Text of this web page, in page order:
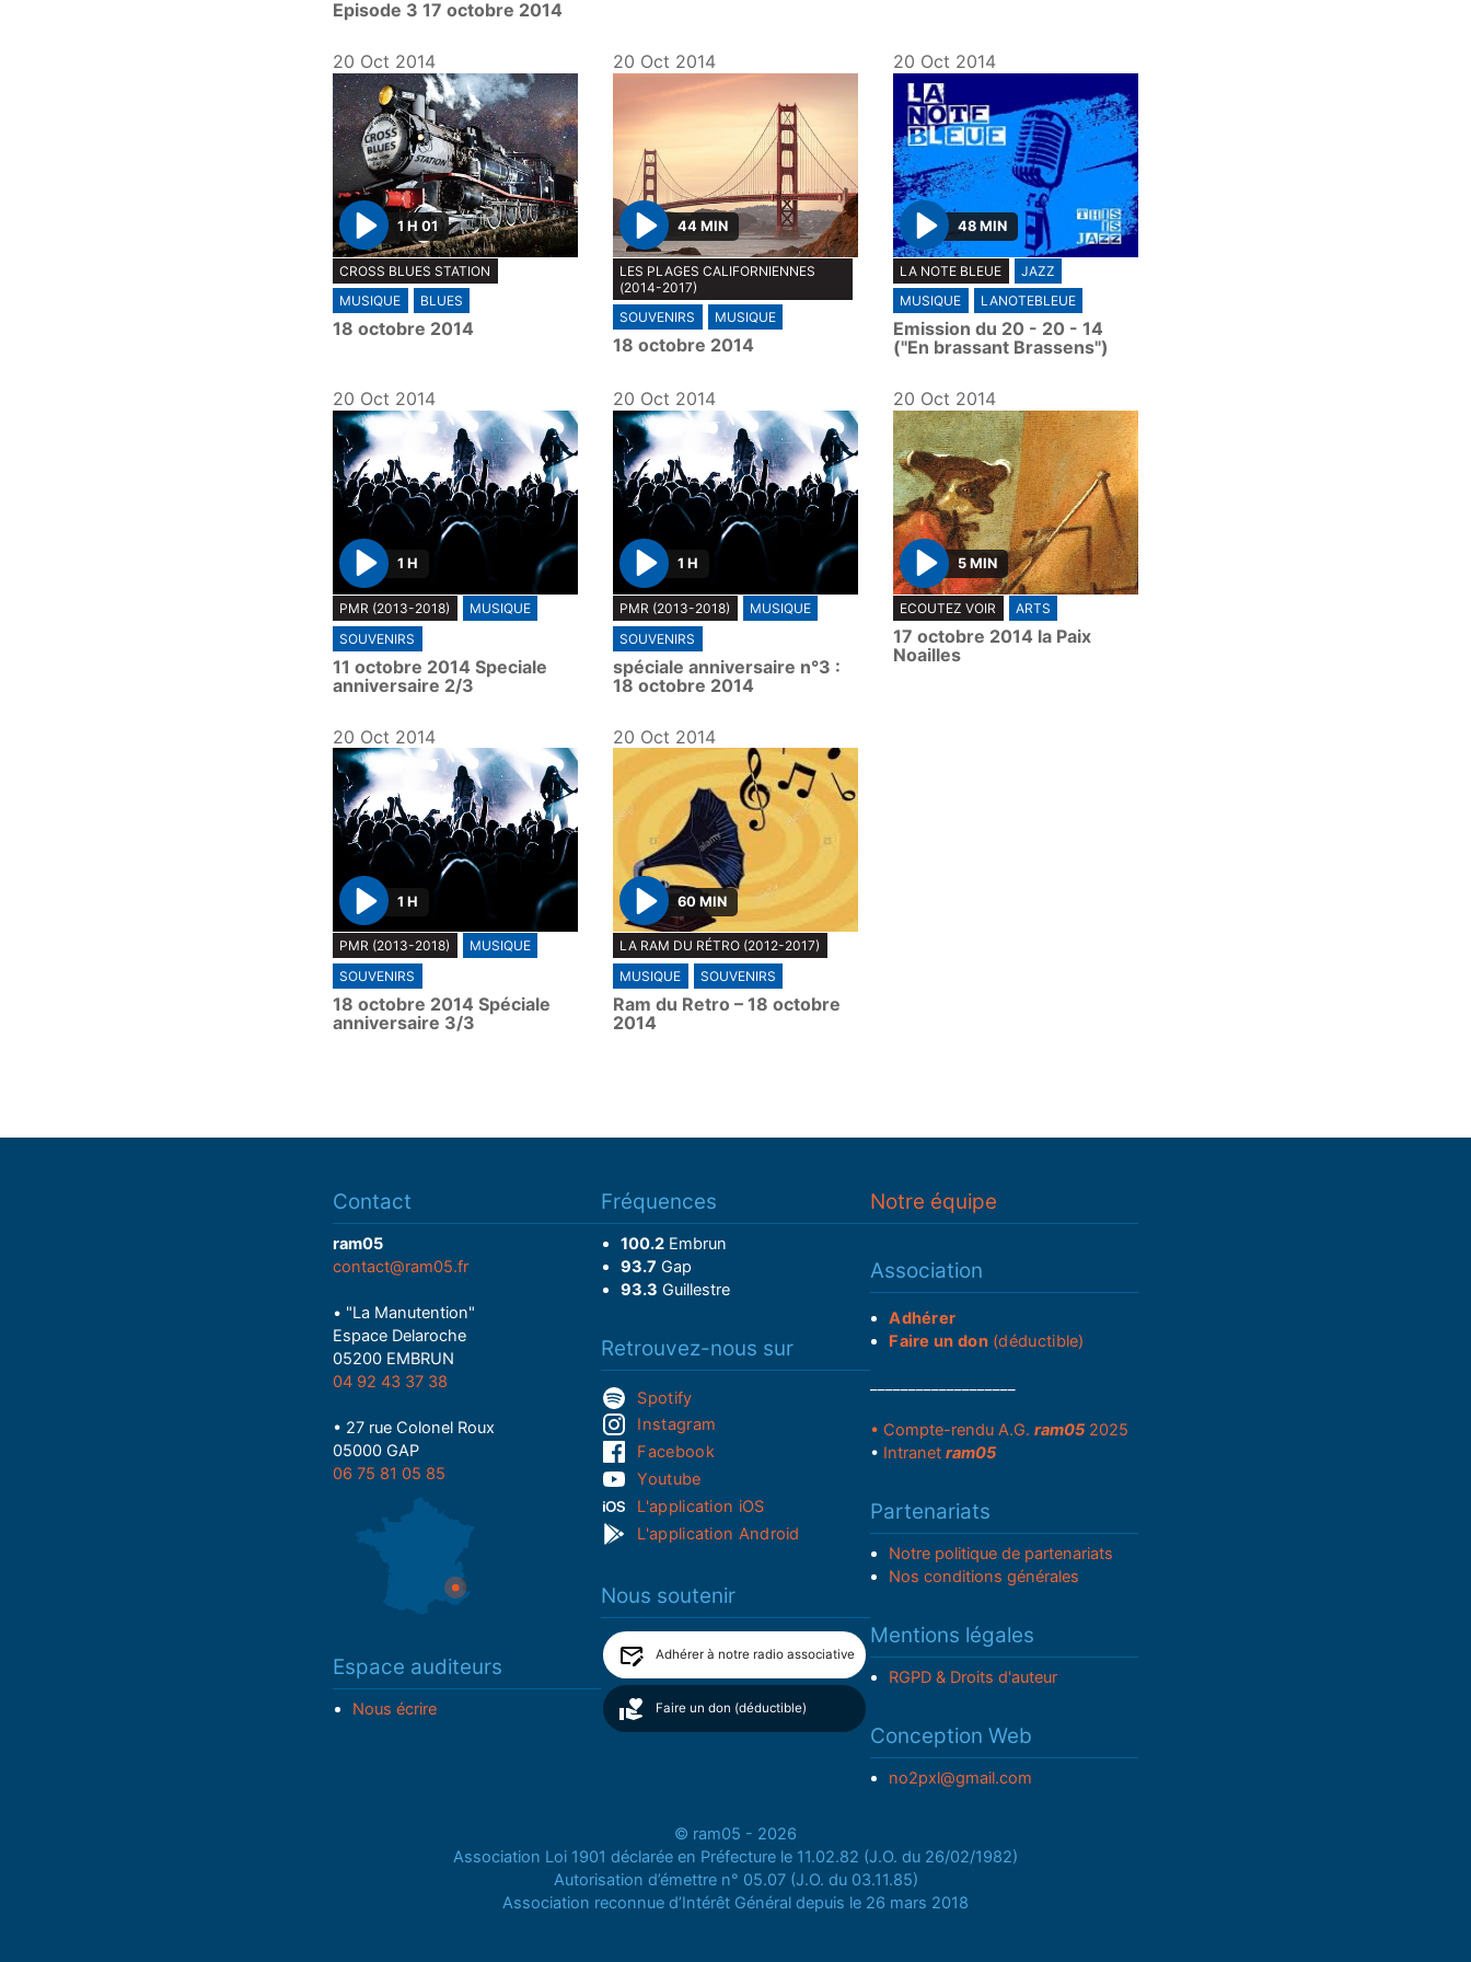
Episode 3 17 octobre 2014
20 Oct 2014
P
l
a
y
1 H 01
CROSS BLUES STATION
MUSIQUE
BLUES
18 octobre 2014
20 Oct 2014
P
l
a
y
44 MIN
LES PLAGES CALIFORNIENNES
(2014-2017)
SOUVENIRS
MUSIQUE
18 octobre 2014
20 Oct 2014
P
l
a
y
48 MIN
LA NOTE BLEUE
JAZZ
MUSIQUE
LANOTEBLEUE
Emission du 20 - 20 - 14
("En brassant Brassens")
20 Oct 2014
P
l
a
y
1 H
PMR (2013-2018)
MUSIQUE
SOUVENIRS
11 octobre 2014 Speciale
anniversaire 2/3
20 Oct 2014
P
l
a
y
1 H
PMR (2013-2018)
MUSIQUE
SOUVENIRS
spéciale anniversaire n°3 :
18 octobre 2014
20 Oct 2014
P
l
a
y
5 MIN
ECOUTEZ VOIR ARTS
17 octobre 2014 la Paix
Noailles
20 Oct 2014
P
l
a
y
1 H
PMR (2013-2018)
MUSIQUE
SOUVENIRS
18 octobre 2014 Spéciale
anniversaire 3/3
20 Oct 2014
P
l
a
y
60 MIN
LA RAM DU RÉTRO (2012-2017)
MUSIQUE
SOUVENIRS
Ram du Retro – 18 octobre
2014
Contact
ram05
contact@ram05.fr
• "La Manutention"
Espace Delaroche
05200 EMBRUN
04 92 43 37 38
• 27 rue Colonel Roux
05000 GAP
06 75 81 05 85
Espace auditeurs
Nous écrire
Fréquences
100.2Embrun
93.7 Gap
93.3 Guillestre
Retrouvez-nous sur
Spotify
Instagram
Facebook
Youtube
L'application iOS
L'application Android
Nous soutenir
Adhérer à notre radio associative
Faire un don (déductible)
Notre équipe
Association
Adhérer
Faire un don(déductible)
• Compte-rendu A.G. ram052025
• Intranet ram05
Partenariats
Notre politique de partenariats
Nos conditions générales
Mentions légales
RGPD & Droits d'auteur
Conception Web
no2pxl@gmail.com
© ram05 - 2026
Association Loi 1901 déclarée en Préfecture le 11.02.82 (J.O. du 26/02/1982)
Autorisation d’émettre n° 05.07 (J.O. du 03.11.85)
Association reconnue d’Intérêt Général depuis le 26 mars 2018